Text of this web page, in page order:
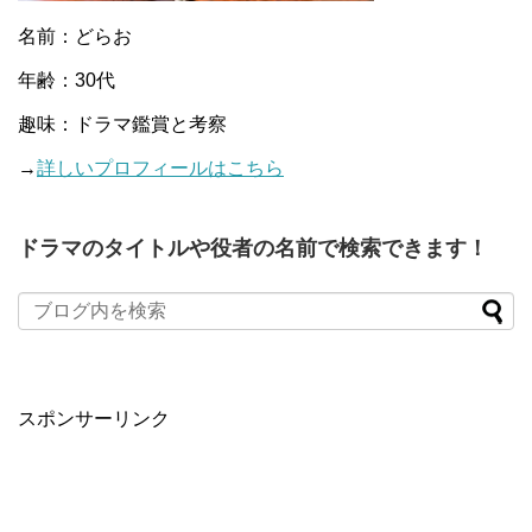
名前：どらお
年齢：30代
趣味：ドラマ鑑賞と考察
→詳しいプロフィールはこちら
ドラマのタイトルや役者の名前で検索できます！
スポンサーリンク